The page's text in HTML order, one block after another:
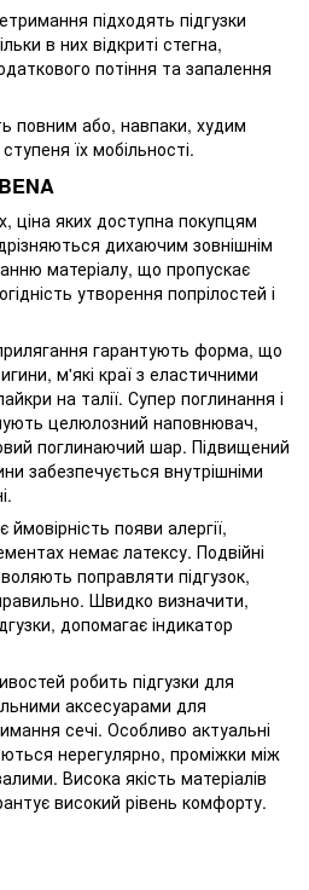
підходять підгузки
в них відкриті стегна,
потіння та запалення
повним або, навпаки, худим
їх мобільності.
ціна яких доступна покупцям
дихаючим зовнішнім
матеріалу, що пропускає
утворення попрілостей і
гарантують форма, що
м'які краї з еластичними
на талії. Супер поглинання і
целюлозний наповнювач,
поглинаючий шар. Підвищений
забезпечується внутрішніми
ймовірність появи алергії,
немає латексу. Подвійні
поправляти підгузок,
Швидко визначити,
допомагає індикатор
робить підгузки для
аксесуарами для
сечі. Особливо актуальні
нерегулярно, проміжки між
Висока якість матеріалів
високий рівень комфорту.